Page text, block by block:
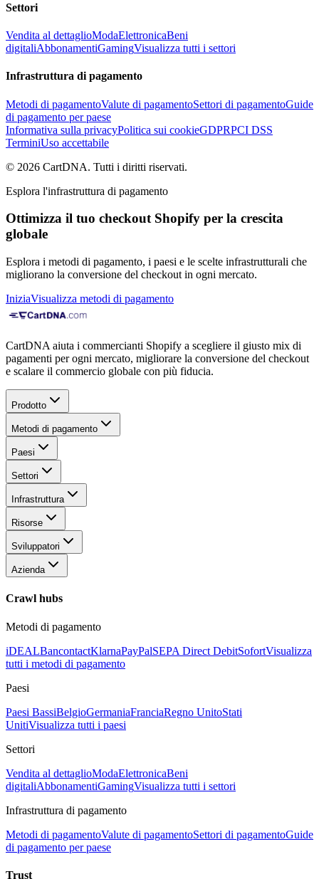
Settori
Vendita al dettaglioModaElettronicaBeni
digitaliAbbonamentiGamingVisualizza tutti i settori
Infrastruttura di pagamento
Metodi di pagamentoValute di pagamentoSettori di pagamentoGuide
di pagamento per paese
Informativa sulla privacyPolitica sui cookieGDPRPCI DSS
TerminiUso accettabile
© 2026 CartDNA. Tutti i diritti riservati.
Esplora l'infrastruttura di pagamento
Ottimizza il tuo checkout Shopify per la crescita
globale
Esplora i metodi di pagamento, i paesi e le scelte infrastrutturali che
migliorano la conversione del checkout in ogni mercato.
IniziaVisualizza metodi di pagamento
CartDNA aiuta i commercianti Shopify a scegliere il giusto mix di
pagamenti per ogni mercato, migliorare la conversione del checkout
e scalare il commercio globale con più fiducia.
Prodotto
Metodi di pagamento
Paesi
Settori
Infrastruttura
Risorse
Sviluppatori
Azienda
Crawl hubs
Metodi di pagamento
iDEALBancontactKlarnaPayPalSEPA Direct DebitSofortVisualizza
tutti i metodi di pagamento
Paesi
Paesi BassiBelgioGermaniaFranciaRegno UnitoStati
UnitiVisualizza tutti i paesi
Settori
Vendita al dettaglioModaElettronicaBeni
digitaliAbbonamentiGamingVisualizza tutti i settori
Infrastruttura di pagamento
Metodi di pagamentoValute di pagamentoSettori di pagamentoGuide
di pagamento per paese
Trust